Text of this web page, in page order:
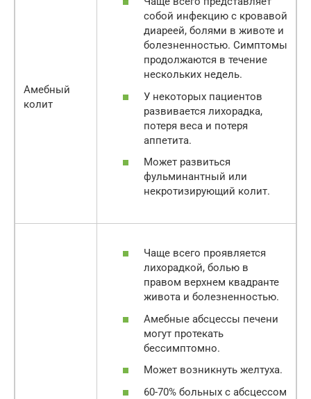
Амебный
колит
собой инфекцию с кровавой
диареей, болями в животе и
болезненностью. Симптомы
продолжаются в течение
нескольких недель.
У некоторых пациентов
развивается лихорадка,
потеря веса и потеря
аппетита.
Может развиться
фульминантный или
некротизирующий колит.
Чаще всего проявляется
лихорадкой, болью в
правом верхнем квадранте
живота и болезненностью.
Амебные абсцессы печени
могут протекать
бессимптомно.
Может возникнуть желтуха.
60-70% больных с абсцессом